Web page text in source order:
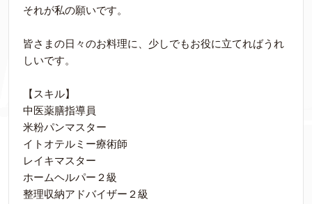
それが私の願いです。
皆さまの日々のお料理に、少しでもお役に立てればうれ
しいです。
【スキル】
中医薬膳指導員
米粉パンマスター
イトオテルミー療術師
レイキマスター
ホームヘルパー２級
整理収納アドバイザー２級